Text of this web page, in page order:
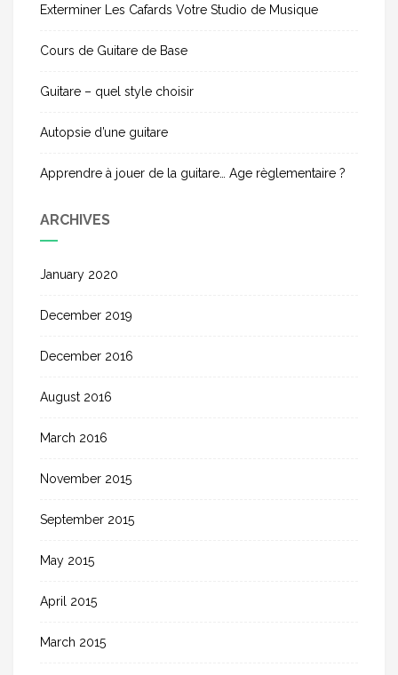
h
o
:
Exterminer Les Cafards Votre Studio de Musique
Cours de Guitare de Base
Guitare – quel style choisir
Autopsie d’une guitare
Apprendre à jouer de la guitare… Age règlementaire ?
ARCHIVES
January 2020
December 2019
December 2016
August 2016
March 2016
November 2015
September 2015
May 2015
April 2015
March 2015